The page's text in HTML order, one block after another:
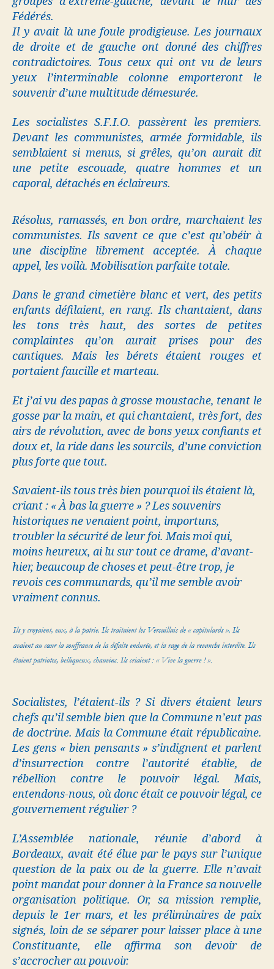
Fédérés.
Il y avait là une foule prodigieuse. Les journaux
de droite et de gauche ont donné des chiffres
contradictoires. Tous ceux qui ont vu de leurs
yeux l’interminable colonne emporteront le
souvenir d’une multitude démesurée.
Les socialistes S.F.I.O. passèrent les premiers.
Devant les communistes, armée formidable, ils
semblaient si menus, si grêles, qu’on aurait dit
une petite escouade, quatre hommes et un
caporal, détachés en éclaireurs.
Résolus, ramassés, en bon ordre, marchaient les
communistes. Ils savent ce que c’est qu’obéir à
une discipline librement acceptée. À chaque
appel, les voilà. Mobilisation parfaite totale.
Dans le grand cimetière blanc et vert, des petits
enfants défilaient, en rang. Ils chantaient, dans
les tons très haut, des sortes de petites
complaintes qu’on aurait prises pour des
cantiques. Mais les bérets étaient rouges et
portaient faucille et marteau.
Et j’ai vu des papas à grosse moustache, tenant le
gosse par la main, et qui chantaient, très fort, des
airs de révolution, avec de bons yeux confiants et
doux et, la ride dans les sourcils, d’une conviction
plus forte que tout.
Savaient-ils tous très bien pourquoi ils étaient là,
criant : « À bas la guerre » ? Les souvenirs
historiques ne venaient point, importuns,
troubler la sécurité de leur foi. Mais moi qui,
moins heureux, ai lu sur tout ce drame, d’avant-
hier, beaucoup de choses et peut-être trop, je
revois ces communards, qu’il me semble avoir
vraiment connus.
Socialistes, l’étaient-ils ? Si divers étaient leurs
chefs qu’il semble bien que la Commune n’eut pas
de doctrine. Mais la Commune était républicaine.
Les gens « bien pensants » s’indignent et parlent
d’insurrection contre l’autorité établie, de
rébellion contre le pouvoir légal. Mais,
entendons-nous, où donc était ce pouvoir légal, ce
gouvernement régulier ?
L’Assemblée nationale, réunie d’abord à
Bordeaux, avait été élue par le pays sur l’unique
question de la paix ou de la guerre. Elle n’avait
point mandat pour donner à la France sa nouvelle
organisation politique. Or, sa mission remplie,
depuis le 1er mars, et les préliminaires de paix
signés, loin de se séparer pour laisser place à une
Constituante, elle affirma son devoir de
s’accrocher au pouvoir.